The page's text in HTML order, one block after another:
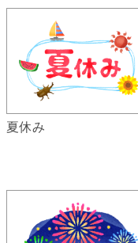
夏休み